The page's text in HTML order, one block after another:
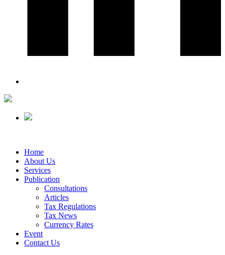
Home
About Us
Services
Publication
Consultations
Articles
Tax Regulations
Tax News
Currency Rates
Event
Contact Us